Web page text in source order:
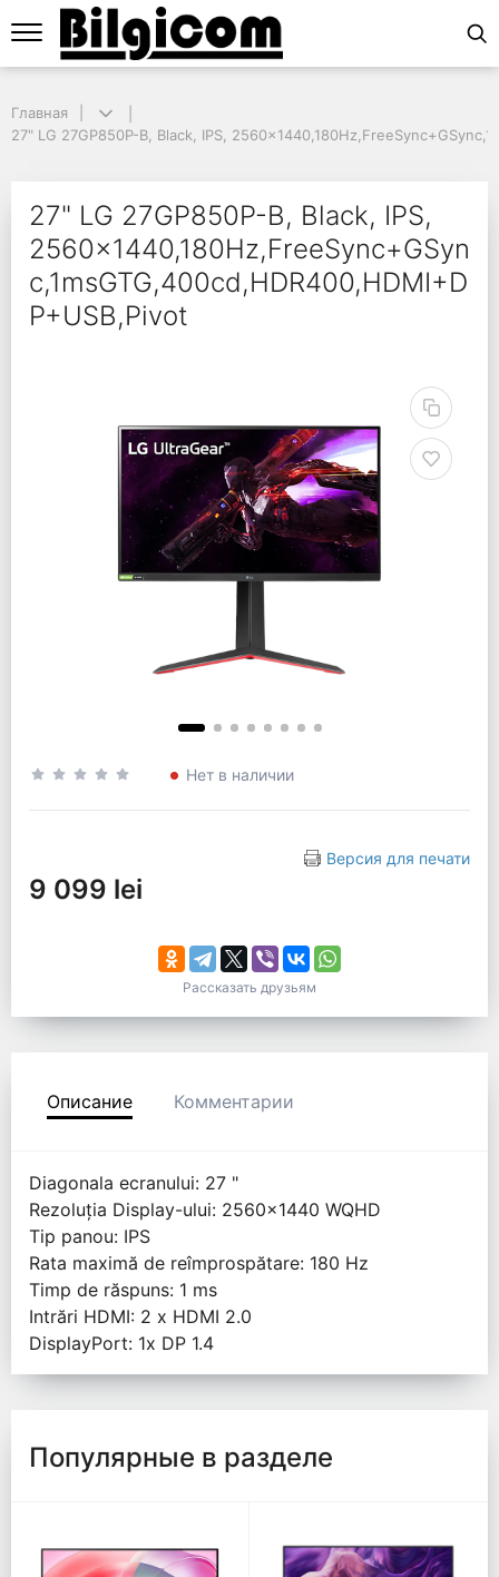
27" LG 27GP850P-B, Black, IPS,
27" LG 27GP850P-B,
Главная
27" LG 27GP850P-B, Black, IPS,
27" LG 27GP850P-B, Black, IPS,
2560x1440,180Hz,FreeSync+GSyn
c,1msGTG,400cd,HDR400,HDMI+D
P+USB,Pivot
Нет в наличии
Версия для печати
9 099 lei
Рассказать друзьям
Описание Комментарии
Diagonala ecranului: 27 "
Rezoluția Display-ului: 2560x1440 WQHD
Tip panou: IPS
Rata maximă de reîmprospătare: 180 Hz
Timp de răspuns: 1 ms
Intrări HDMI: 2 x HDMI 2.0
DisplayPort: 1x DP 1.4
Популярные в разделе